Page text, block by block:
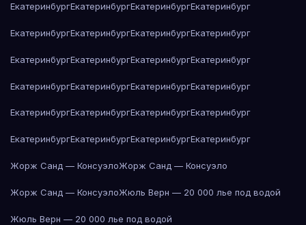
ЕкатеринбургЕкатеринбургЕкатеринбургЕкатеринбург
ЕкатеринбургЕкатеринбургЕкатеринбургЕкатеринбург
ЕкатеринбургЕкатеринбургЕкатеринбургЕкатеринбург
ЕкатеринбургЕкатеринбургЕкатеринбургЕкатеринбург
ЕкатеринбургЕкатеринбургЕкатеринбургЕкатеринбург
ЕкатеринбургЕкатеринбургЕкатеринбургЕкатеринбург
Жорж Санд — КонсуэлоЖорж Санд — Консуэло
Жорж Санд — КонсуэлоЖюль Верн — 20 000 лье под водой
Жюль Верн — 20 000 лье под водой